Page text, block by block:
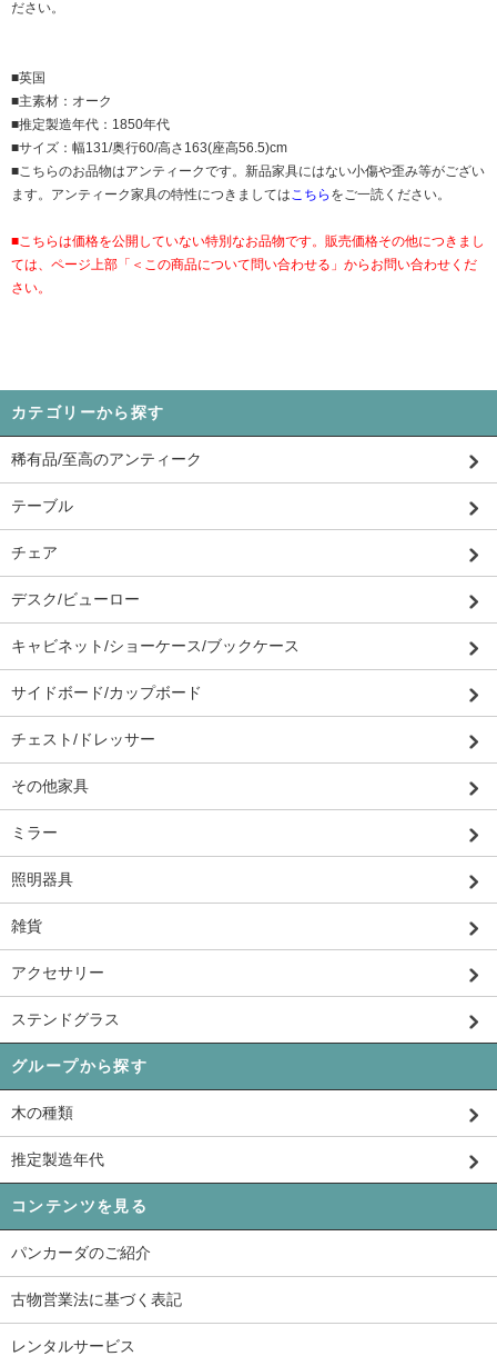
ださい。
■英国
■主素材：オーク
■推定製造年代：1850年代
■サイズ：幅131/奥行60/高さ163(座高56.5)cm
■こちらのお品物はアンティークです。新品家具にはない小傷や歪み等がござい
ます。アンティーク家具の特性につきましては こちら をご一読ください。
■こちらは価格を公開していない特別なお品物です。販売価格その他につきまし
ては、ページ上部「＜この商品について問い合わせる」からお問い合わせくだ
さい。
カテゴリーから探す
稀有品/至高のアンティーク
テーブル
チェア
デスク/ビューロー
キャビネット/ショーケース/ブックケース
サイドボード/カップボード
チェスト/ドレッサー
その他家具
ミラー
照明器具
雑貨
アクセサリー
ステンドグラス
グループから探す
木の種類
推定製造年代
コンテンツを見る
パンカーダのご紹介
古物営業法に基づく表記
レンタルサービス